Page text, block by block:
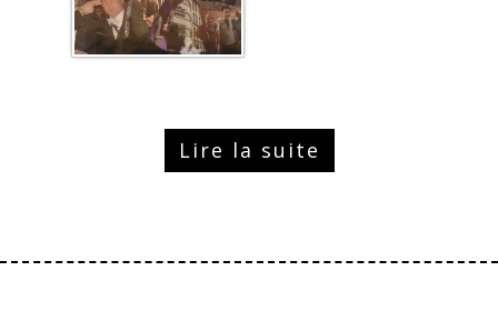
Lire la suite